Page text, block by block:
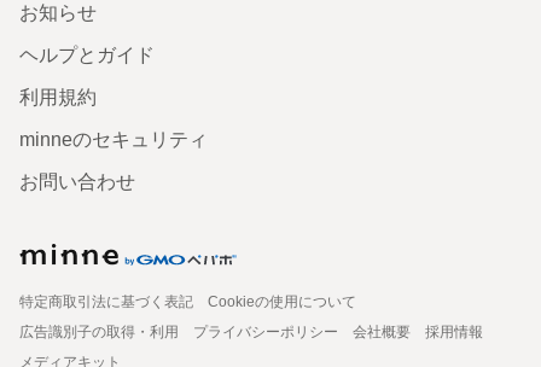
お知らせ
ヘルプとガイド
利用規約
minneのセキュリティ
お問い合わせ
特定商取引法に基づく表記
Cookieの使用について
広告識別子の取得・利用
プライバシーポリシー 会社概要
採用情報
メディアキット